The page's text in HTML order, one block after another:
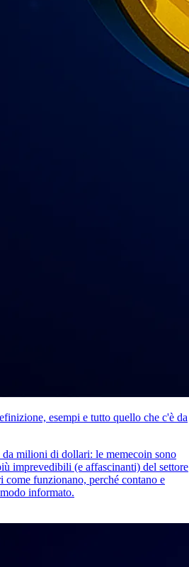
esempi e tutto quello che c'è da
milioni di dollari: le memecoin sono
imprevedibili (e affascinanti) del settore
come funzionano, perché contano e
informato.